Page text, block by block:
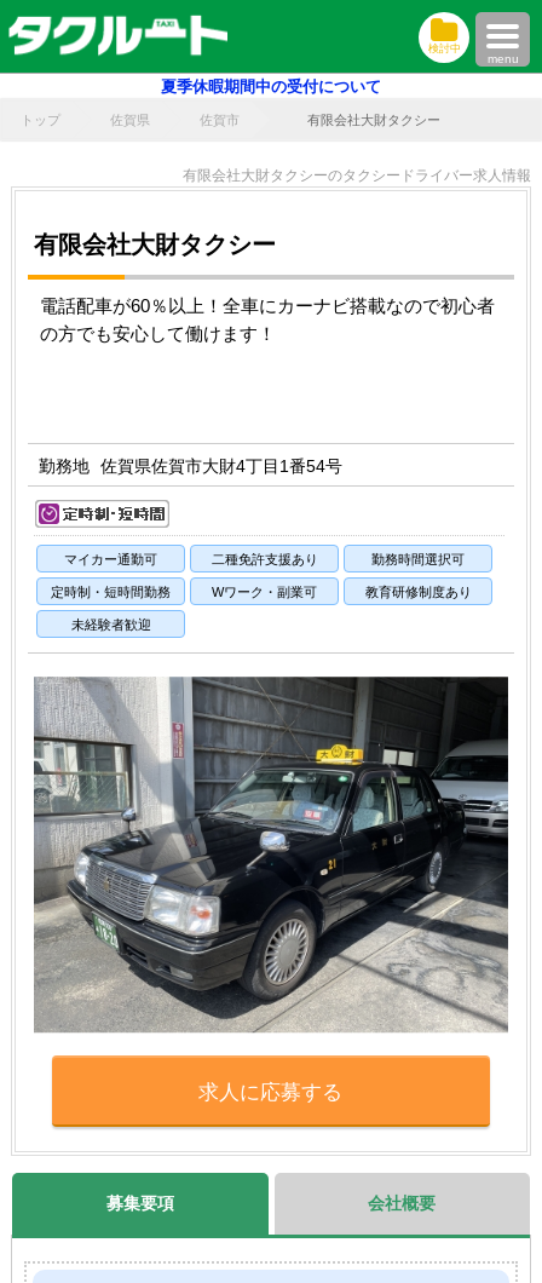
検討中
menu
夏季休暇期間中の受付について
トップ 佐賀県 佐賀市 有限会社大財タクシー
有限会社大財タクシーのタクシードライバー求人情報
有限会社大財タクシー
電話配車が60％以上！全車にカーナビ搭載なので初心者
の方でも安心して働けます！
勤務地 佐賀県佐賀市大財4丁目1番54号
マイカー通勤可 二種免許支援あり 勤務時間選択可
定時制・短時間勤務 Wワーク・副業可 教育研修制度あり
未経験者歓迎
求人に応募する
募集要項 会社概要